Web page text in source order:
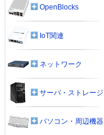
OpenBlocks
IoT関連
ネットワーク
サーバ・ストレージ
パソコン・周辺機器